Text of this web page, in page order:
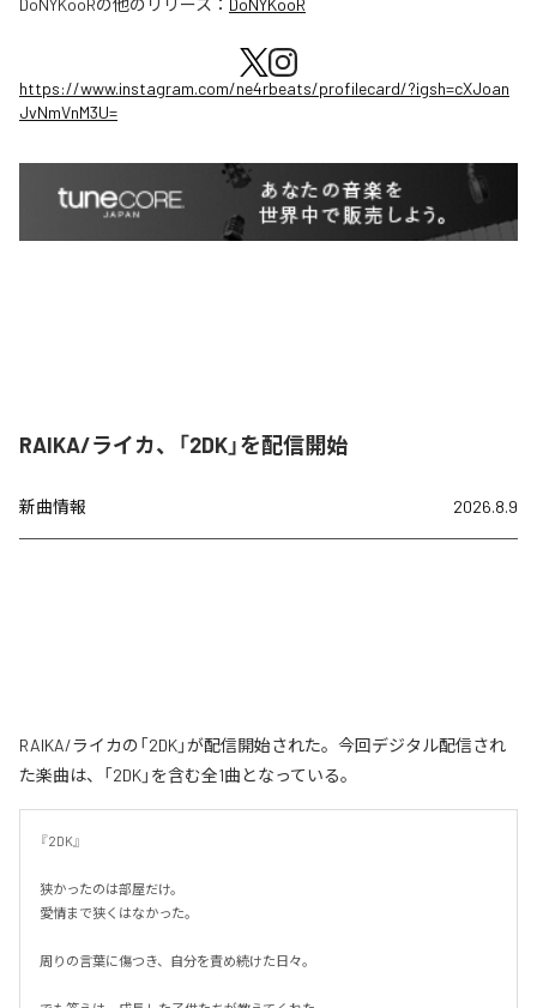
https://www.instagram.com/ne4rbeats/profilecard/?igsh=cXJoan
JvNmVnM3U=
RAIKA/ライカ、「2DK」を配信開始
新曲情報 2026.8.9
RAIKA/ライカの「2DK」が配信開始された。今回デジタル配信され
た楽曲は、「2DK」を含む全1曲となっている。
『2DK』
狭かったのは部屋だけ。
愛情まで狭くはなかった。
周りの言葉に傷つき、自分を責め続けた日々。